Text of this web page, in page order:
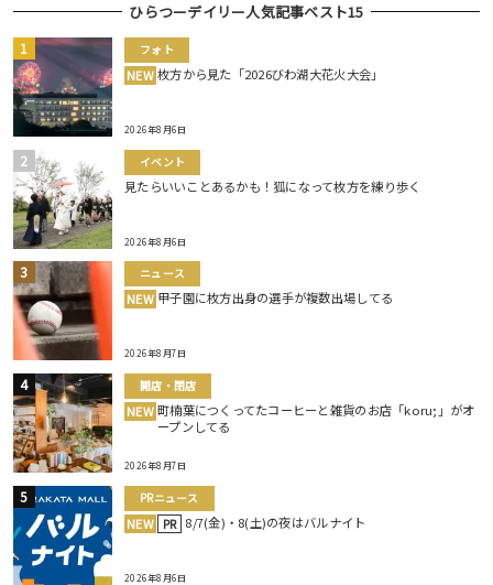
ひらつーデイリー人気記事ベスト15
フォト
NEW 枚方から見た「2026びわ湖大花火大会」
2026年8月6日
イベント
見たらいいことあるかも！狐になって枚方を練り歩く
2026年8月6日
ニュース
NEW 甲子園に枚方出身の選手が複数出場してる
2026年8月7日
開店・閉店
NEW 町楠葉につくってたコーヒーと雑貨のお店「koru;」がオ
ープンしてる
2026年8月7日
PRニュース
NEW PR 8/7(金)・8(土)の夜はバルナイト
2026年8月6日